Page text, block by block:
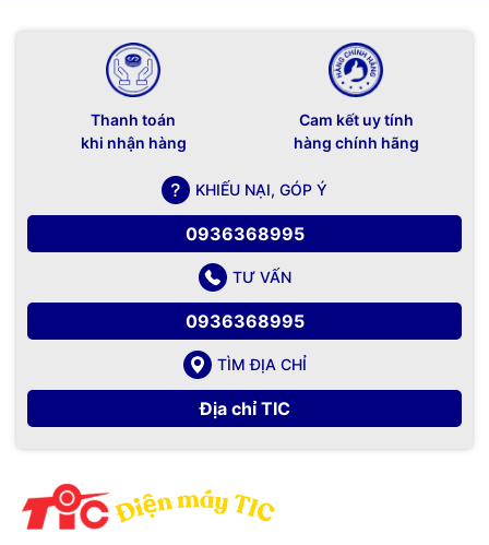
Thanh toán
khi nhận hàng
Cam kết uy tính
hàng chính hãng
KHIẾU NẠI, GÓP Ý
0936368995
TƯ VẤN
0936368995
TÌM ĐỊA CHỈ
Địa chỉ TIC